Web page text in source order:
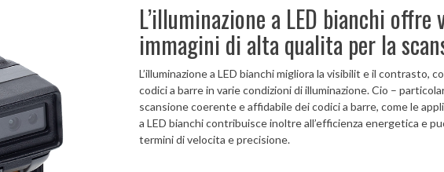
L’illuminazione a LED bianchi
immagini di alta qualita per la
L’illuminazione a LED bianchi migliora la visibilit e il contrasto,
codici a barre in varie condizioni di illuminazione. Cio –
scansione coerente e affidabile dei codici a barre, come le
a LED bianchi contribuisce inoltre all’efficienza energetica e
termini di velocita e precisione.